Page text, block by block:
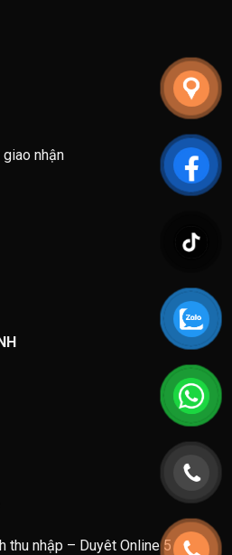
giao nhận
nhập – Duyêt Online 5 Phút